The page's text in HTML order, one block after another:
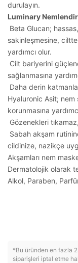
durulayın.
Luminary
Beta Glucan;
sakinleşmesine,
yardımcı olur.
Cilt bariyerini
sağlanmasına
Daha derin
Hyaluronic Asit; nem
korunmasına
Gözenekleri
Sabah akşam
cildinize, nazikçe
Akşamları nem
Dermatolojik olarak
Alkol, Paraben,
*Bu üründen en fazla
siparişleri iptal etme